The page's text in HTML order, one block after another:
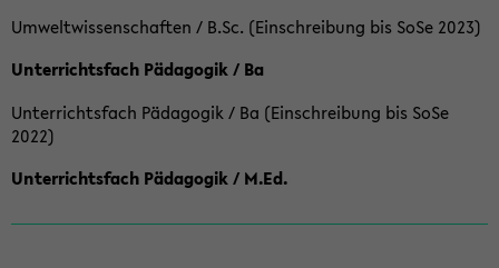
Umweltwissenschaften / B.Sc. (Einschreibung bis SoSe 2023)
Unterrichtsfach Pädagogik / Ba
Unterrichtsfach Pädagogik / Ba (Einschreibung bis SoSe
2022)
Unterrichtsfach Pädagogik / M.Ed.